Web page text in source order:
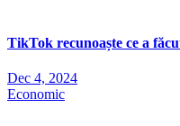
TikTok recunoaște ce a
Dec 4, 2024
Economic